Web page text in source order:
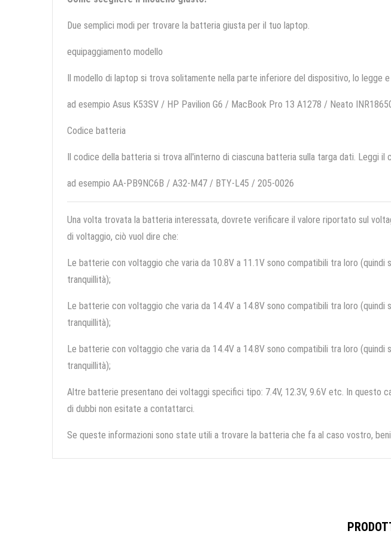
Due semplici modi per trovare la batteria giusta per il tuo laptop.
equipaggiamento modello
Il modello di laptop si trova solitamente nella parte inferiore del dispositivo, lo legge
ad esempio Asus K53SV / HP Pavilion G6 / MacBook Pro 13 A1278 / Neato
Codice batteria
Il codice della batteria si trova all'interno di ciascuna batteria sulla targa dati. Leggi
ad esempio AA-PB9NC6B / A32-M47 / BTY-L45 / 205-0026
Una volta trovata la batteria interessata, dovrete verificare il valore riportato sul
di voltaggio, ciò vuol dire che:
Le batterie con voltaggio che varia da 10.8V a 11.1V sono compatibili tra loro
tranquillità);
Le batterie con voltaggio che varia da 14.4V a 14.8V sono compatibili tra loro
tranquillità);
Le batterie con voltaggio che varia da 14.4V a 14.8V sono compatibili tra loro
tranquillità);
Altre batterie presentano dei voltaggi specifici tipo: 7.4V, 12.3V, 9.6V etc. In questo
di dubbi non esitate a contattarci.
Se queste informazioni sono state utili a trovare la batteria che fa al caso vostro,